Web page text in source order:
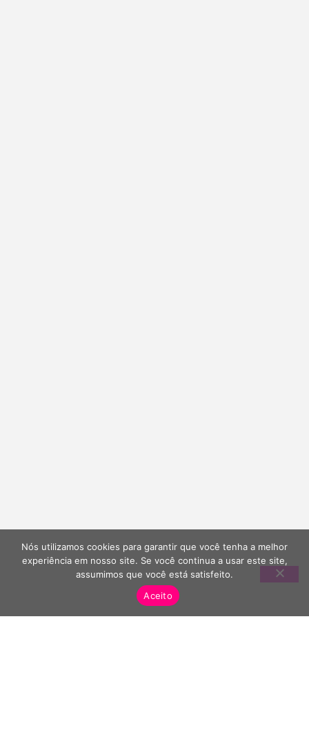
Nós utilizamos cookies para garantir que você tenha a melhor
experiência em nosso site. Se você continua a usar este site,
assumimos que você está satisfeito.
Aceito